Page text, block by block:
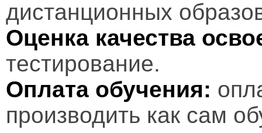
дистанционных
Оценка качества
тестирование.
Оплата обучения:
производить как сам